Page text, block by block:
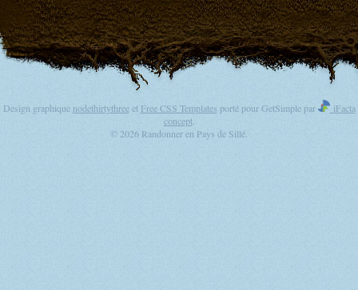
Design graphique nodethirtythreeet Free CSS Templates porté pour GetSimple par
iFacta
concept.
© 2026 Randonner en Pays de Sillé.